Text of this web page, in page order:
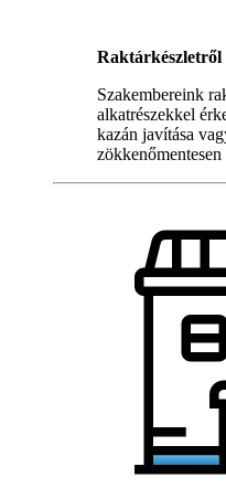
Raktárkészletről
Szakembereink
alkatrészekkel
kazán javítása
zökkenőmentesen